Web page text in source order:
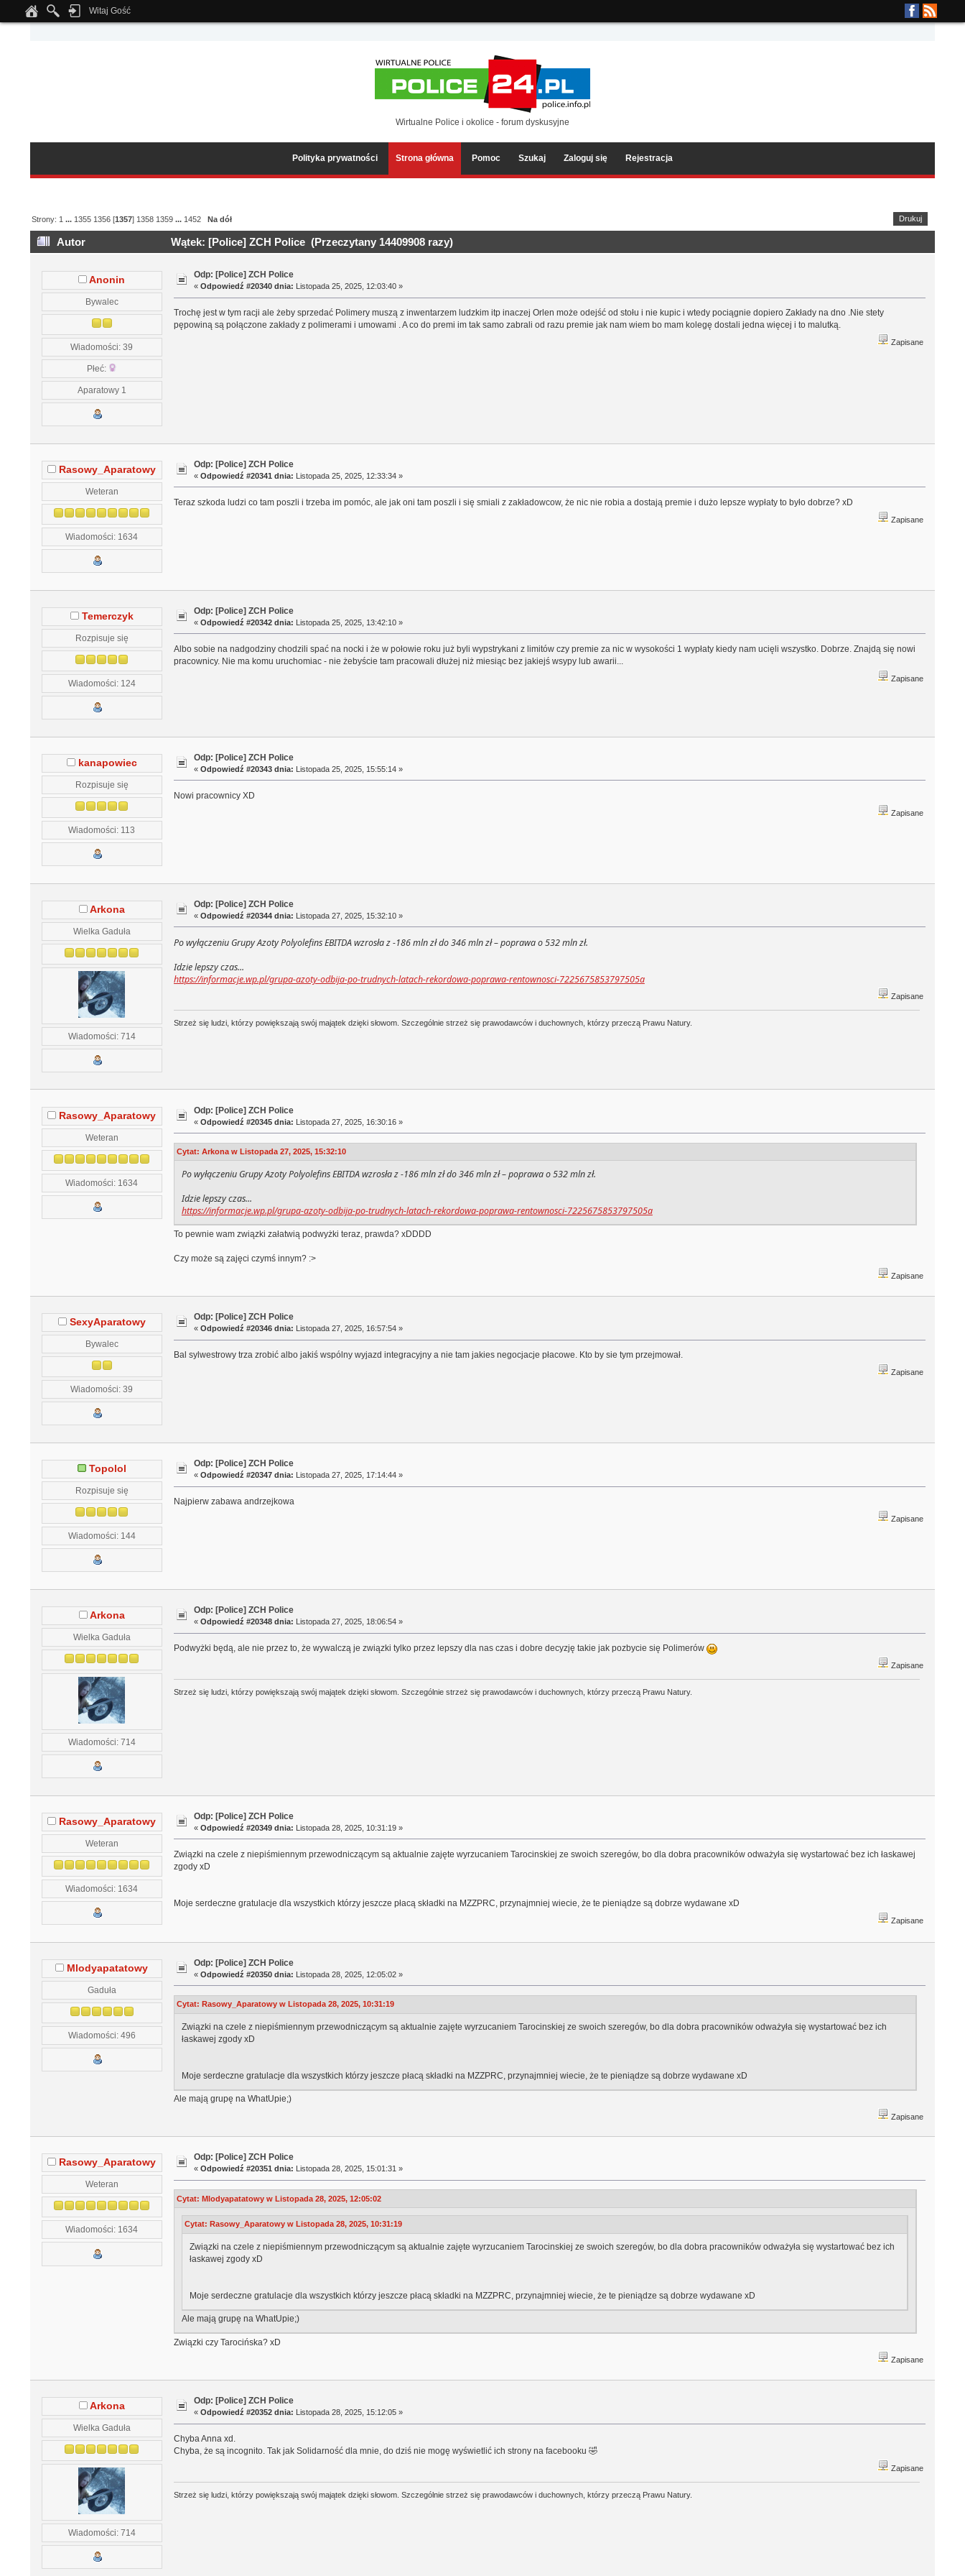
Notice: Undefined index: tapatalk_body_hook in
Witaj Gość
Wirtualne Police i okolice - forum dyskusyjne
Polityka prywatności Strona główna Pomoc Szukaj Zaloguj się Rejestracja
Drukuj
Strony: 1 ... 1355 1356 [1357] 1358 1359 ... 1452 Na dół
Autor Wątek: [Police] ZCH Police (Przeczytany 14409908 razy)
Anonin
Bywalec
Wiadomości: 39
Płeć:
Aparatowy 1
Odp: [Police] ZCH Police
«Odpowiedź #20340 dnia: Listopada 25, 2025, 12:03:40 »
Trochę jest w tym racji ale żeby sprzedać Polimery muszą z inwentarzem ludzkim itp inaczej Orlen może odejść od stołu i nie kupic i wtedy pociągnie dopiero Zakłady na dno .Nie stety
pępowiną są połączone zakłady z polimerami i umowami . A co do premi im tak samo zabrali od razu premie jak nam wiem bo mam kolegę dostali jedna więcej i to malutką.
Zapisane
Rasowy_Aparatowy
Weteran
Wiadomości: 1634
Odp: [Police] ZCH Police
«Odpowiedź #20341 dnia: Listopada 25, 2025, 12:33:34 »
Teraz szkoda ludzi co tam poszli i trzeba im pomóc, ale jak oni tam poszli i się smiali z zakładowcow, że nic nie robia a dostają premie i dużo lepsze wypłaty to było dobrze? xD
Zapisane
Temerczyk
Rozpisuje się
Wiadomości: 124
Odp: [Police] ZCH Police
«Odpowiedź #20342 dnia: Listopada 25, 2025, 13:42:10 »
Albo sobie na nadgodziny chodzili spać na nocki i że w połowie roku już byli wypstrykani z limitów czy premie za nic w wysokości 1 wypłaty kiedy nam ucięli wszystko. Dobrze. Znajdą się nowi
pracownicy. Nie ma komu uruchomiac - nie żebyście tam pracowali dłużej niż miesiąc bez jakiejś wsypy lub awarii...
Zapisane
kanapowiec
Rozpisuje się
Wiadomości: 113
Odp: [Police] ZCH Police
«Odpowiedź #20343 dnia: Listopada 25, 2025, 15:55:14 »
Nowi pracownicy XD
Zapisane
Arkona
Wielka Gaduła
Wiadomości: 714
Odp: [Police] ZCH Police
«Odpowiedź #20344 dnia: Listopada 27, 2025, 15:32:10 »
Po wyłączeniu Grupy Azoty Polyolefins EBITDA wzrosła z -186 mln zł do346 mln zł– poprawa o 532 mln zł.
Idzie lepszy czas...
https://informacje.wp.pl/grupa-azoty-odbija-po-trudnych-latach-rekordowa-poprawa-rentownosci-7225675853797505a
Zapisane
Strzeż się ludzi, którzy powiększają swój majątek dzięki słowom. Szczególnie strzeż się prawodawców i duchownych, którzy przeczą Prawu Natury.
Rasowy_Aparatowy
Weteran
Wiadomości: 1634
Odp: [Police] ZCH Police
«Odpowiedź #20345 dnia: Listopada 27, 2025, 16:30:16 »
Cytat: Arkona w Listopada 27, 2025, 15:32:10
Po wyłączeniu Grupy Azoty Polyolefins EBITDA wzrosła z -186 mln zł do346 mln zł– poprawa o 532 mln zł.
Idzie lepszy czas...
https://informacje.wp.pl/grupa-azoty-odbija-po-trudnych-latach-rekordowa-poprawa-rentownosci-7225675853797505a
To pewnie wam związki załatwią podwyżki teraz, prawda? xDDDD
Czy może są zajęci czymś innym? :>
Zapisane
SexyAparatowy
Bywalec
Wiadomości: 39
Odp: [Police] ZCH Police
«Odpowiedź #20346 dnia: Listopada 27, 2025, 16:57:54 »
Bal sylwestrowy trza zrobić albo jakiś wspólny wyjazd integracyjny a nie tam jakies negocjacje płacowe. Kto by sie tym przejmował.
Zapisane
Topolol
Rozpisuje się
Wiadomości: 144
Odp: [Police] ZCH Police
«Odpowiedź #20347 dnia: Listopada 27, 2025, 17:14:44 »
Najpierw zabawa andrzejkowa
Zapisane
Arkona
Wielka Gaduła
Wiadomości: 714
Odp: [Police] ZCH Police
«Odpowiedź #20348 dnia: Listopada 27, 2025, 18:06:54 »
Podwyżki będą, ale nie przez to, że wywalczą je związki tylko przez lepszy dla nas czas i dobre decyzję takie jak pozbycie się Polimerów
Zapisane
Strzeż się ludzi, którzy powiększają swój majątek dzięki słowom. Szczególnie strzeż się prawodawców i duchownych, którzy przeczą Prawu Natury.
Rasowy_Aparatowy
Weteran
Wiadomości: 1634
Odp: [Police] ZCH Police
«Odpowiedź #20349 dnia: Listopada 28, 2025, 10:31:19 »
Związki na czele z niepiśmiennym przewodniczącym są aktualnie zajęte wyrzucaniem Tarocinskiej ze swoich szeregów, bo dla dobra pracowników odważyła się wystartować bez ich łaskawej
zgody xD
Moje serdeczne gratulacje dla wszystkich którzy jeszcze płacą składki na MZZPRC, przynajmniej wiecie, że te pieniądze są dobrze wydawane xD
Zapisane
Mlodyapatatowy
Gaduła
Wiadomości: 496
Odp: [Police] ZCH Police
«Odpowiedź #20350 dnia: Listopada 28, 2025, 12:05:02 »
Cytat: Rasowy_Aparatowy w Listopada 28, 2025, 10:31:19
Związki na czele z niepiśmiennym przewodniczącym są aktualnie zajęte wyrzucaniem Tarocinskiej ze swoich szeregów, bo dla dobra pracowników odważyła się wystartować bez ich
łaskawej zgody xD
Moje serdeczne gratulacje dla wszystkich którzy jeszcze płacą składki na MZZPRC, przynajmniej wiecie, że te pieniądze są dobrze wydawane xD
Ale mają grupę na WhatUpie;)
Zapisane
Rasowy_Aparatowy
Weteran
Wiadomości: 1634
Odp: [Police] ZCH Police
«Odpowiedź #20351 dnia: Listopada 28, 2025, 15:01:31 »
Cytat: Mlodyapatatowy w Listopada 28, 2025, 12:05:02
Cytat: Rasowy_Aparatowy w Listopada 28, 2025, 10:31:19
Związki na czele z niepiśmiennym przewodniczącym są aktualnie zajęte wyrzucaniem Tarocinskiej ze swoich szeregów, bo dla dobra pracowników odważyła się wystartować bez ich
łaskawej zgody xD
Moje serdeczne gratulacje dla wszystkich którzy jeszcze płacą składki na MZZPRC, przynajmniej wiecie, że te pieniądze są dobrze wydawane xD
Ale mają grupę na WhatUpie;)
Związki czy Tarocińska? xD
Zapisane
Arkona
Wielka Gaduła
Wiadomości: 714
Odp: [Police] ZCH Police
«Odpowiedź #20352 dnia: Listopada 28, 2025, 15:12:05 »
Chyba Anna xd.
Chyba, że są incognito. Tak jak Solidarność dla mnie, do dziś nie mogę wyświetlić ich strony na facebooku 🤣
Zapisane
Strzeż się ludzi, którzy powiększają swój majątek dzięki słowom. Szczególnie strzeż się prawodawców i duchownych, którzy przeczą Prawu Natury.